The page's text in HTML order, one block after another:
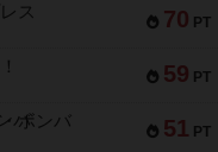
70 PT
ス
59 PT
51 PT
ボンバ